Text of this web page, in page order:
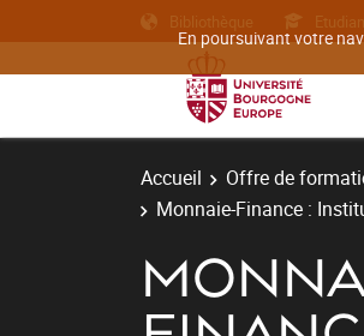
En poursuivant votre
Bibliothèque
Accueil Offre de
Monnaie-Finance :